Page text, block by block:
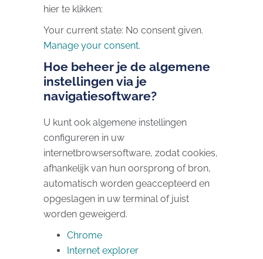
hier te klikken:
Your current state: No consent given.
Manage your consent.
Hoe beheer je de algemene
instellingen via je
navigatiesoftware?
U kunt ook algemene instellingen
configureren in uw
internetbrowsersoftware, zodat cookies,
afhankelijk van hun oorsprong of bron,
automatisch worden geaccepteerd en
opgeslagen in uw terminal of juist
worden geweigerd.
Chrome
Internet explorer